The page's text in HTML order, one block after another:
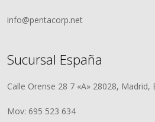
info@pentacorp.net
Sucursal España
Calle Orense 28 7 «A» 28028, Madrid,
Mov: 695 523 634